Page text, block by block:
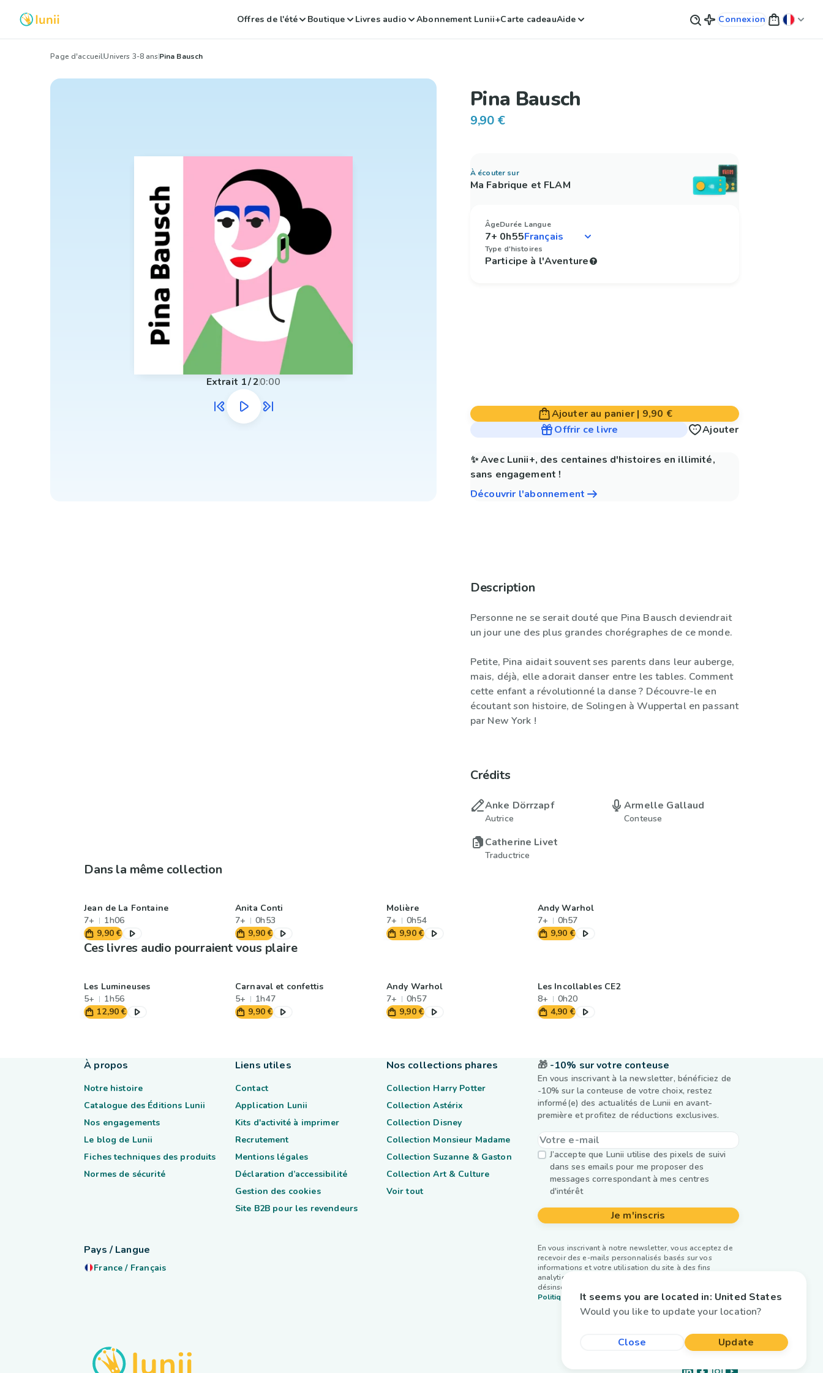
Offres de l'été Boutique Livres audio Abonnement Lunii+Carte cadeauAide Connexion
Page d'accueilUnivers 3-8 ansPina Bausch
Extrait 1/20:00
Pina Bausch
9,90 €
À écouter sur
Ma Fabrique et FLAM
Âge
7+
Durée
0h55
Langue
Type d'histoires
Participe à l'Aventure
Ajouter au panier| 9,90 €
Offrir ce livre
Ajouter
✨ Avec Lunii+, des centaines d'histoires en illimité,
sans engagement !
Découvrir l'abonnement
Description
Personne ne se serait douté que Pina Bausch deviendrait
un jour une des plus grandes chorégraphes de ce monde.
Petite, Pina aidait souvent ses parents dans leur auberge,
mais, déjà, elle adorait danser entre les tables. Comment
cette enfant a révolutionné la danse ? Découvre-le en
écoutant son histoire, de Solingen à Wuppertal en passant
par New York !
Crédits
Anke Dörrzapf
Autrice
Armelle Gallaud
Conteuse
Catherine Livet
Traductrice
Dans la même collection
Jean de La Fontaine
7+
1h06
9,90 €
Anita Conti
7+
0h53
9,90 €
Molière
7+
0h54
9,90 €
Andy Warhol
7+
0h57
9,90 €
Ces livres audio pourraient vous plaire
Les Lumineuses
5+
1h56
12,90 €
Carnaval et confettis
5+
1h47
9,90 €
Andy Warhol
7+
0h57
9,90 €
Les Incollables CE2
8+
0h20
4,90 €
🎁 -10% sur votre conteuse
En vous inscrivant à la newsletter, bénéficiez de
-10% sur la conteuse de votre choix, restez
informé(e) des actualités de Lunii en avant-
première et profitez de réductions exclusives.
J’accepte que Lunii utilise des pixels de suivi
dans ses emails pour me proposer des
messages correspondant à mes centres
d'intérêt
Je m'inscris
En vous inscrivant à notre newsletter, vous acceptez de
recevoir des e-mails personnalisés basés sur vos
informations et votre utilisation du site à des fins
analytiques et publicitaires. Vous pouvez vous
désinscrire à tout moment. Plus d’infos dans notre
Politique de confidentialité.
À propos
Notre histoire
Catalogue des Éditions Lunii
Nos engagements
Le blog de Lunii
Fiches techniques des produits
Normes de sécurité
Liens utiles
Contact
Application Lunii
Kits d'activité à imprimer
Recrutement
Mentions légales
Déclaration d’accessibilité
Gestion des cookies
Site B2B pour les revendeurs
Nos collections phares
Collection Harry Potter
Collection Astérix
Collection Disney
Collection Monsieur Madame
Collection Suzanne & Gaston
Collection Art & Culture
Voir tout
Pays / Langue
France / Français
It seems you are located in: United States
Would you like to update your location?
Close Update